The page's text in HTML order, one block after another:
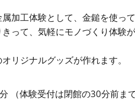
加工体験として、金鎚を使っ
って、気軽にモノづくり体験が
リジナルグッズが作れます。
（体験受付は閉館の30分前まで